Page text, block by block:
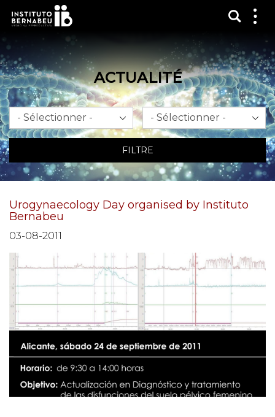
ACTUALITÉ
Mois An
FILTRE
Urogynaecology Day organised by Instituto
Bernabeu
03-08-2011